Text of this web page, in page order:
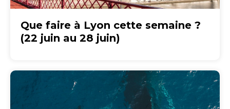
Que faire à Lyon cette semaine ?
(22 juin au 28 juin)